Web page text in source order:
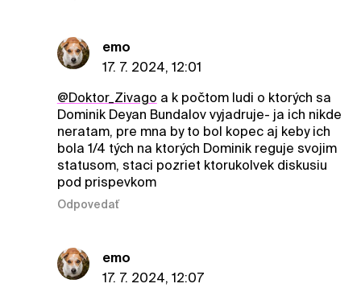
emo
17. 7. 2024, 12:01
@Doktor_Zivago a k počtom ludi o ktorých sa
Dominik Deyan Bundalov vyjadruje- ja ich nikde
neratam, pre mna by to bol kopec aj keby ich
bola 1/4 tých na ktorých Dominik reguje svojim
statusom, staci pozriet ktorukolvek diskusiu
pod prispevkom
Odpovedať
emo
17. 7. 2024, 12:07